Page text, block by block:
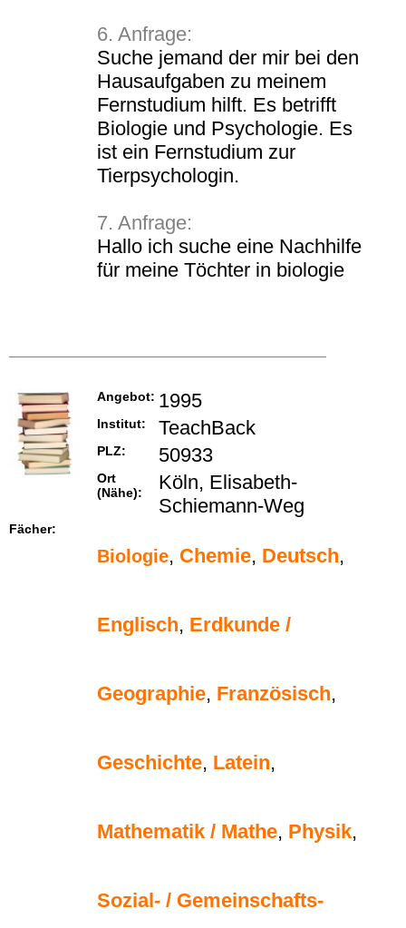
6. Anfrage:
Suche jemand der mir bei den
Hausaufgaben zu meinem
Fernstudium hilft. Es betrifft
Biologie und Psychologie. Es
ist ein Fernstudium zur
Tierpsychologin.
7. Anfrage:
Hallo ich suche eine Nachhilfe
für meine Töchter in biologie
Angebot: 1995
Institut: TeachBack
PLZ: 50933
Ort
(Nähe):
Köln, Elisabeth-
Schiemann-Weg
Fächer:
Biologie, Chemie, Deutsch,
Englisch, Erdkunde /
Geographie, Französisch,
Geschichte, Latein,
Mathematik / Mathe, Physik,
Sozial- / Gemeinschafts-